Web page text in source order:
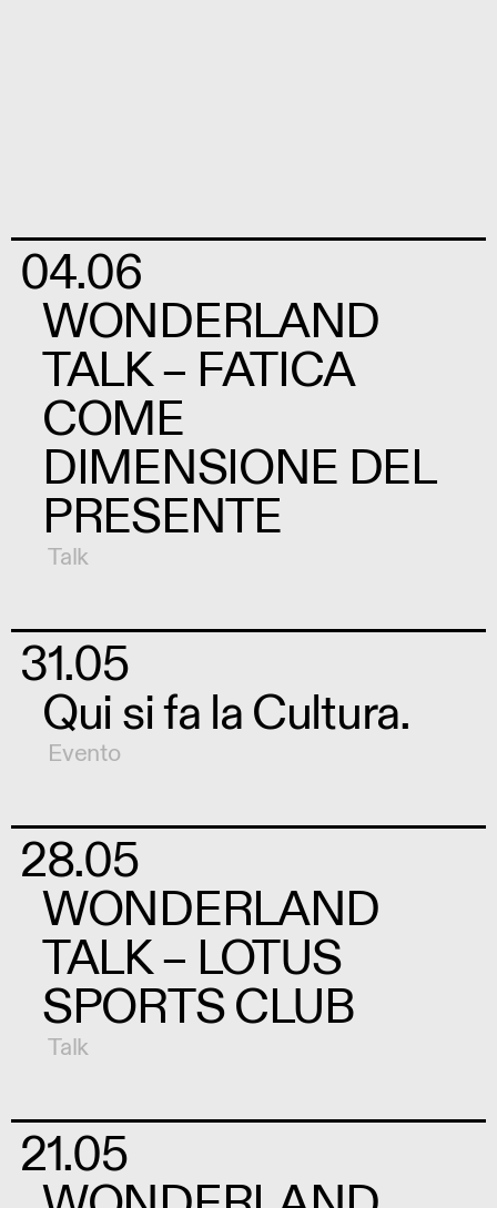
04.06
WONDERLAND
TALK – FATICA
COME
DIMENSIONE DEL
PRESENTE
Talk
31.05
Qui si fa la Cultura.
Evento
28.05
WONDERLAND
TALK – LOTUS
SPORTS CLUB
Talk
21.05